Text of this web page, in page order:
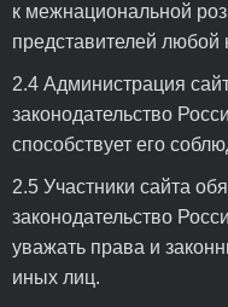
к межнациональной
представителей любой
2.4 Администрация
законодательство
способствует его
2.5 Участники сайта
законодательство
уважать права и
иных лиц.